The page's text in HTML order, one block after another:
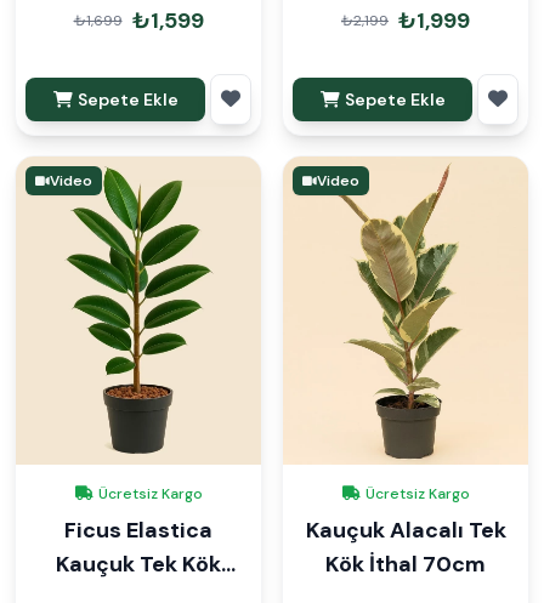
₺1,699 ₺1,599
Sepete Ekle
₺2,199 ₺1,999
Sepete Ekle
Video
Ücretsiz Kargo
Ficus Elastica
Kauçuk Tek Kök
Video
Ücretsiz Kargo
Kauçuk Alacalı Tek
Kök İthal 70cm